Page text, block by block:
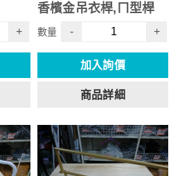
+
香檳金吊衣桿,ㄇ型桿
數量 - +
加入詢價
商品詳細